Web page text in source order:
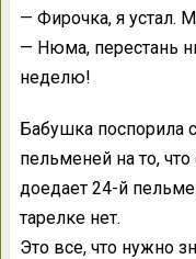
— Фирочка, я устал.
— Нюма, перестань
неделю!
Бабушка поспорила
пельменей на то,
доедает 24-й
тарелке нет.
Это все, что нужно